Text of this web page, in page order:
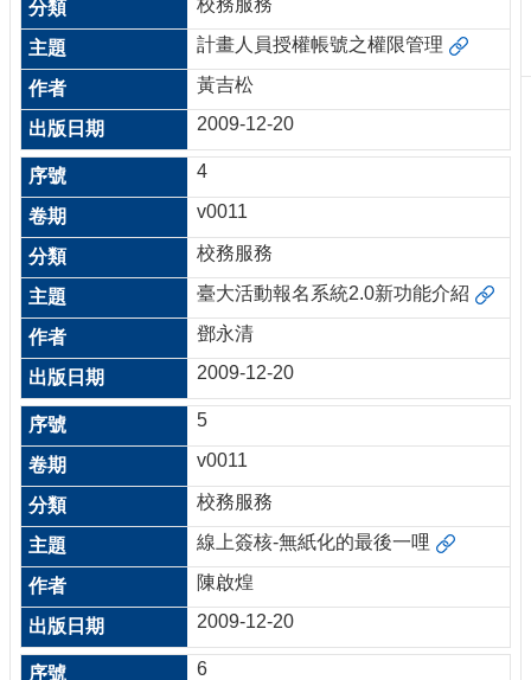
校
務
服
務
專
題
報
導
技
術
論
壇
產
業
專
欄
校務服務
計畫人員授權帳號之權限管理
黃吉松
2009-12-20
4
v0011
校務服務
臺大活動報名系統2.0新功能介紹
鄧永清
2009-12-20
5
v0011
校務服務
線上簽核-無紙化的最後一哩
陳啟煌
2009-12-20
6